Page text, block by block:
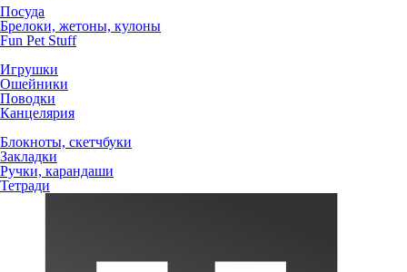
Посуда
Брелоки, жетоны, кулоны
Fun Pet Stuff
Игрушки
Ошейники
Поводки
Канцелярия
Блокноты, скетчбуки
Закладки
Ручки, карандаши
Тетради